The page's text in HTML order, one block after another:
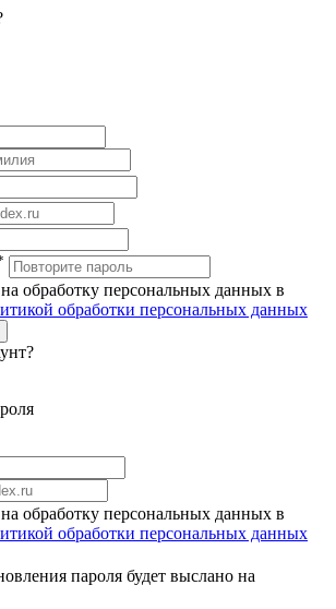
на обработку персональных данных в
обработки персональных данных
на обработку персональных данных в
обработки персональных данных
пароля будет выслано на